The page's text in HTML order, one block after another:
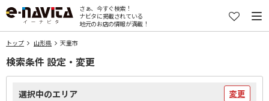
さぁ、今すぐ検索！
ナビタに掲載されている
地元のお店の情報が満載！
トップ 山形県 天童市
検索条件 設定・変更
選択中のエリア 変更